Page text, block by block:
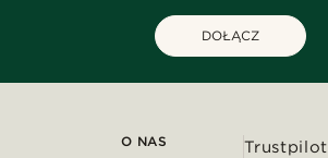
DOŁĄCZ
O NAS Trustpilot